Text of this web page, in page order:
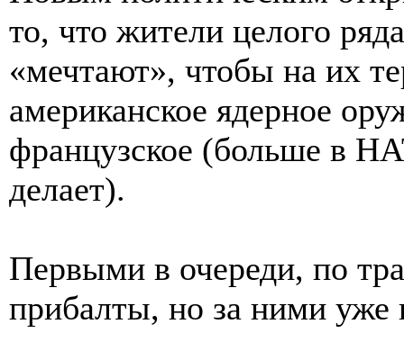
то, что жители целого
«мечтают», чтобы на их
американское ядерное
французское (больше в
делает).
Первыми в очереди, по
прибалты, но за ними уже